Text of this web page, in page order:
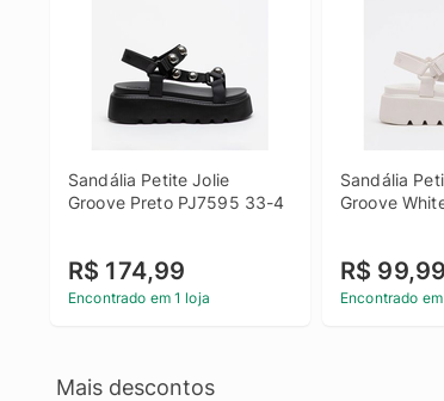
Sandália Petite Jolie
Groove Preto PJ7595 33-4
R$ 174,99
Encontrado em 1 loja
Sandália
Groove
R$ 99,99
Encontrado
Mais descontos